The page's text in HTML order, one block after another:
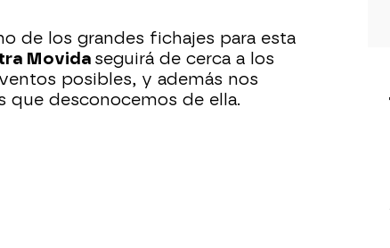
de los grandes fichajes para esta
Movida seguirá de cerca a los
posibles, y además nos
que desconocemos de ella.